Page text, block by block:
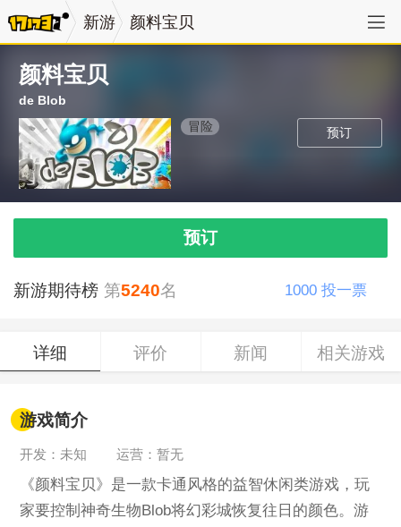
新游 颜料宝贝
颜料宝贝
de Blob
预订
冒险
预订
新游期待榜 第5240名 1000 投一票
详细 评价 新闻 相关游戏
游戏简介
开发：未知 运营：暂无
《颜料宝贝》是一款卡通风格的益智休闲类游戏，玩
家要控制神奇生物Blob将幻彩城恢复往日的颜色。游